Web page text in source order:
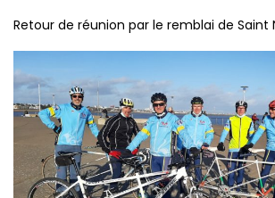
Retour de réunion par le remblai de Saint